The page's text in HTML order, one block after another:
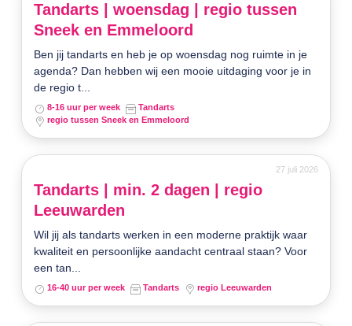
Tandarts | woensdag | regio tussen
Sneek en Emmeloord
Ben jij tandarts en heb je op woensdag nog ruimte in je
agenda? Dan hebben wij een mooie uitdaging voor je in
de regio t...
8-16 uur per week
Tandarts
regio tussen Sneek en Emmeloord
27 juli 2026
Tandarts | min. 2 dagen | regio
Leeuwarden
Wil jij als tandarts werken in een moderne praktijk waar
kwaliteit en persoonlijke aandacht centraal staan? Voor
een tan...
16-40 uur per week Tandarts regio Leeuwarden